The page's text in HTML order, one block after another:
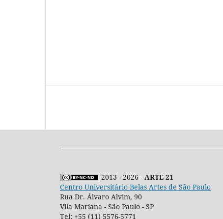
2013 - 2026 - ARTE 21
Centro Universitário Belas Artes de São Paulo
Rua Dr. Álvaro Alvim, 90
Vila Mariana - São Paulo - SP
Tel: +55 (11) 5576-5771